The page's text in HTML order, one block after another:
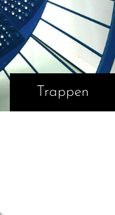
Trappen